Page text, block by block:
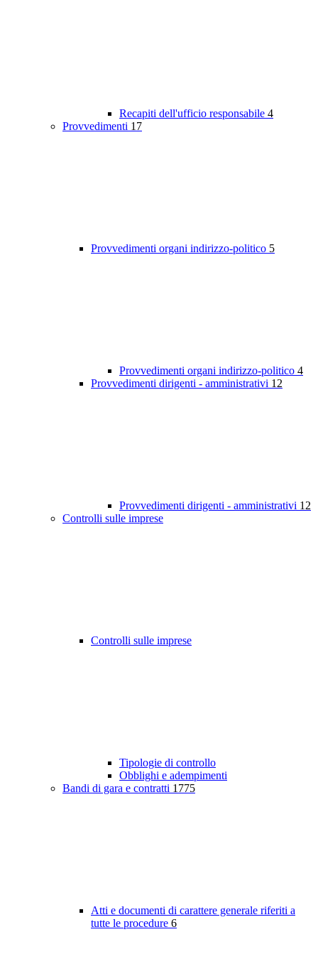
Recapiti dell'ufficio responsabile 4
Provvedimenti 17
Provvedimenti organi indirizzo-politico 5
Provvedimenti organi indirizzo-politico 4
Provvedimenti dirigenti - amministrativi 12
Provvedimenti dirigenti - amministrativi 12
Controlli sulle imprese
Controlli sulle imprese
Tipologie di controllo
Obblighi e adempimenti
Bandi di gara e contratti 1775
Atti e documenti di carattere generale riferiti a
tutte le procedure 6